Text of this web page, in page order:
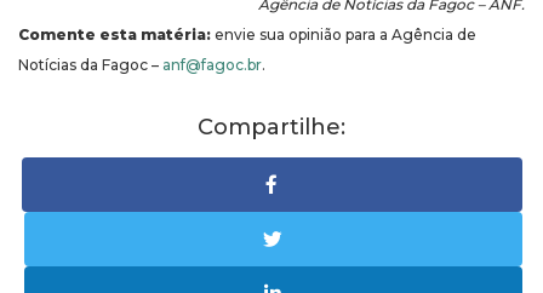
Agência de Notícias da Fagoc – ANF.
Comente esta matéria: envie sua opinião para a Agência de
Notícias da Fagoc – anf@fagoc.br.
Compartilhe: